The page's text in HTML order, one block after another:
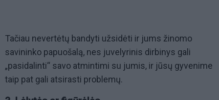
Tačiau nevertėtų bandyti užsidėti ir jums žinomo
savininko papuošalą, nes juvelyrinis dirbinys gali
„pasidalinti“ savo atmintimi su jumis, ir jūsų gyvenime
taip pat gali atsirasti problemų.